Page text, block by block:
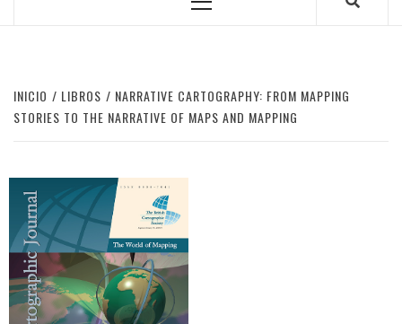
Menú
INICIO LIBROS
NARRATIVE CARTOGRAPHY: FROM MAPPING
STORIES TO THE NARRATIVE OF MAPS AND MAPPING